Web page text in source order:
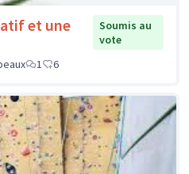
et une
Soumis au
vote
1 6